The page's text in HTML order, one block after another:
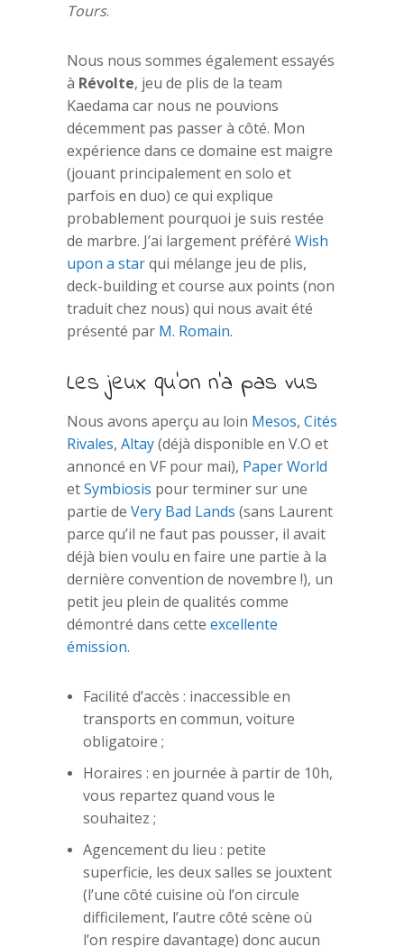
Tours.
Nous nous sommes également essayés
à Révolte, jeu de plis de la team
Kaedama car nous ne pouvions
décemment pas passer à côté. Mon
expérience dans ce domaine est maigre
(jouant principalement en solo et
parfois en duo) ce qui explique
probablement pourquoi je suis restée
de marbre. J’ai largement préféré Wish
upon a starqui mélange jeu de plis,
deck-building et course aux points (non
traduit chez nous) qui nous avait été
présenté par M. Romain.
Les jeux qu’on n’a pas vus
Nous avons aperçu au loin Mesos, Cités
Rivales, Altay(déjà disponible en V.O et
annoncé en VF pour mai), Paper World
etSymbiosis pour terminer sur une
partie de Very Bad Lands (sans Laurent
parce qu’il ne faut pas pousser, il avait
déjà bien voulu en faire une partie à la
dernière convention de novembre !), un
petit jeu plein de qualités comme
démontré dans cette excellente
émission.
Facilité d’accès : inaccessible en
transports en commun, voiture
obligatoire ;
Horaires : en journée à partir de 10h,
vous repartez quand vous le
souhaitez ;
Agencement du lieu : petite
superficie, les deux salles se jouxtent
(l’une côté cuisine où l’on circule
difficilement, l’autre côté scène où
l’on respire davantage) donc aucun